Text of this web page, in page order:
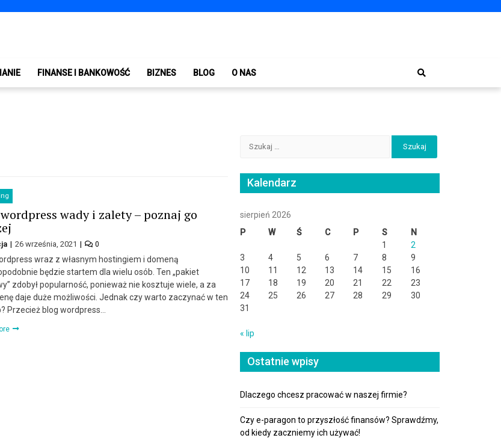
FINANSE I BANKOWOŚĆ BIZNES BLOG O NAS
wady i zalety – poznaj go
26 września, 2021 0
wraz z własnym hostingiem i domeną
będzie startem dla wielu osób. Ten „pakiet
zdobył popularność, ponieważ nie kosztuje wiele, a za
daje duże możliwości. Jednak czy warto zaczynać w ten
Przecież blog wordpress…
Kalendarz
sierpień 2026
P
W Ś C P S
N
1
2
3
4 5 6 7 8
9
10
11 12 13 14 15
16
17
18 19 20 21 22
23
24
25 26 27 28 29
30
31
« lip
Ostatnie wpisy
Dlaczego chcesz pracować w naszej firmie?
Czy e-paragon to przyszłość finansów? Sprawdźmy,
od kiedy zaczniemy ich używać!